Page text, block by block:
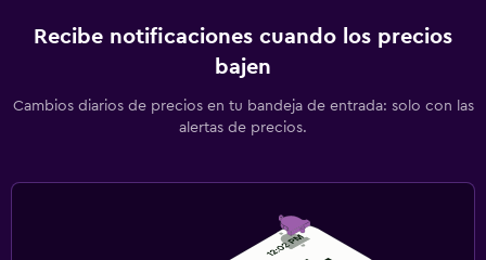
Recibe notificaciones cuando los precios
bajen
Cambios diarios de precios en tu bandeja de entrada: solo con las
alertas de precios.